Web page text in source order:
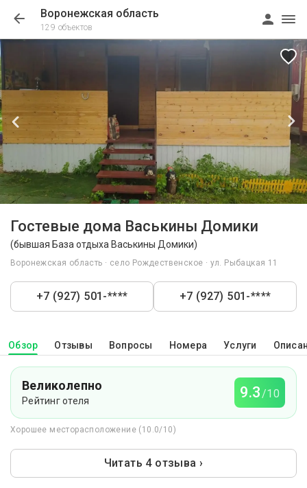
Воронежская область
129 объектов
Гостевые дома Васькины Домики
(бывшая База отдыха Васькины Домики)
Воронежская область · село Рождественское · ул. Рыбацкая 11
+7 (927) 501-**** +7 (927) 501-****
Обзор Отзывы Вопросы Номера Услуги
Великолепно
Рейтинг отеля 9.3/10
Хорошее месторасположение (10.0/10)
Читать 4 отзыва ›